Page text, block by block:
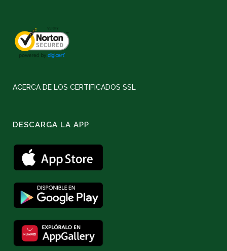
ACERCA DE LOS CERTIFICADOS SSL
DESCARGA LA APP